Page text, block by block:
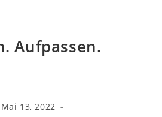
Aufpassen.
Mai 13, 2022